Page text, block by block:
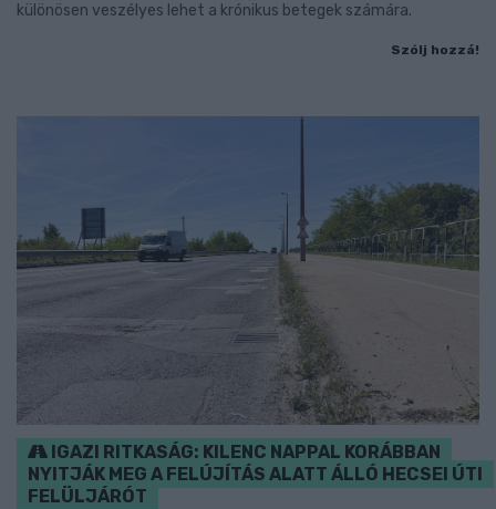
különösen veszélyes lehet a krónikus betegek számára.
Szólj hozzá!
IGAZI RITKASÁG: KILENC NAPPAL KORÁBBAN
NYITJÁK MEG A FELÚJÍTÁS ALATT ÁLLÓ HECSEI ÚTI
FELÜLJÁRÓT